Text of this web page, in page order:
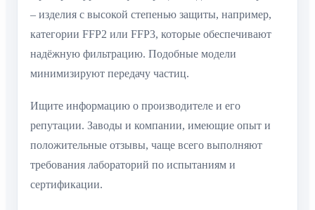
– изделия с высокой степенью защиты, например,
категории FFP2 или FFP3, которые обеспечивают
надёжную фильтрацию. Подобные модели
минимизируют передачу частиц.
Ищите информацию о производителе и его
репутации. Заводы и компании, имеющие опыт и
положительные отзывы, чаще всего выполняют
требования лабораторий по испытаниям и
сертификации.